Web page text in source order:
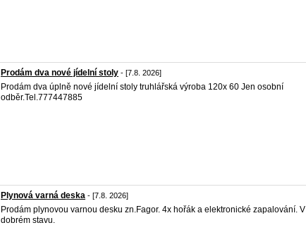
Prodám dva nové jídelní stoly - [7.8. 2026]
Prodám dva úplně nové jídelní stoly truhlářská výroba 120x 60 Jen osobní
odběr.Tel.777447885
Plynová varná deska - [7.8. 2026]
Prodám plynovou varnou desku zn.Fagor. 4x hořák a elektronické zapalování. V
dobrém stavu.